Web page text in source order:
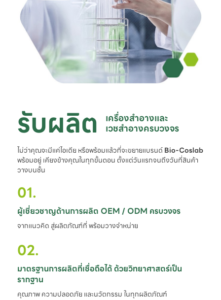
รับผลิต เครื่องสำอางและ
เวชสำอางครบวงจร
ไม่ว่าคุณจะมีแค่ไอเดีย หรือพร้อมแล้วที่จะขยายแบรนด์Bio-Coslab
พร้อมอยู่ เคียงข้างคุณในทุกขั้นตอน ตั้งแต่วันแรกจนถึงวันที่สินค้า
วางบนชั้น
01.
ผู้เชี่ยวชาญด้านการผลิต OEM / ODM ครบวงจร
จากแนวคิด สู่ผลิตภัณฑ์ที่ พร้อมวางจำหน่าย
02.
มาตรฐานการผลิตที่เชื่อถือได้ ด้วยวิทยาศาสตร์เป็น
รากฐาน
คุณภาพ ความปลอดภัย และนวัตกรรม ในทุกผลิตภัณฑ์